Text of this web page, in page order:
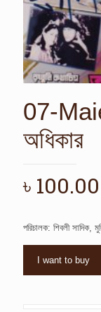
07-
অধিকার
৳ 100.00
পরিচালক: শিবলী
I want to buy